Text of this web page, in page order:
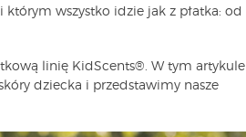
wszystko idzie jak z płatka: od
linię KidScents®. W tym artykule
dziecka i przedstawimy nasze